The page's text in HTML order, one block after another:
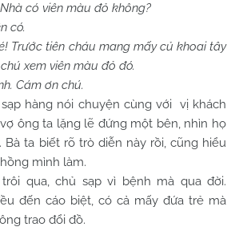
có viên màu đỏ không?
có.
Trước tiên cháu mang mấy củ khoai tây
xem viên màu đỏ đó.
Cám ơn chú.
hàng nói chuyện cùng với vị khách
ông ta lặng lẽ đứng một bên, nhìn họ
ta biết rõ trò diễn này rồi, cũng hiểu
mình làm.
qua, chủ sạp vì bệnh mà qua đời.
đến cáo biệt, có cả mấy đứa trẻ mà
trao đổi đồ.